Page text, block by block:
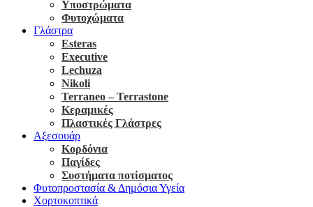
Υποστρώματα
Φυτοχώματα
Γλάστρα
Esteras
Executive
Lechuza
Nikoli
Terraneo – Terrastone
Κεραμικές
Πλαστικές Γλάστρες
Αξεσουάρ
Κορδόνια
Παγίδες
Συστήματα ποτίσματος
Φυτοπροστασία & Δημόσια Υγεία
Χορτοκοπτικά